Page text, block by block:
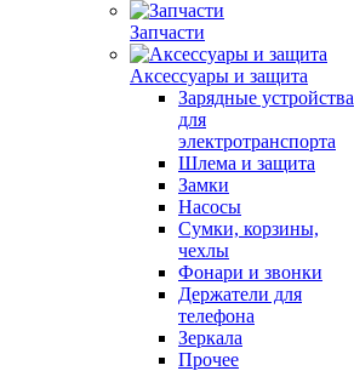
Запчасти
Аксессуары и защита
Зарядные устройства
для
электротранспорта
Шлема и защита
Замки
Насосы
Сумки, корзины,
чехлы
Фонари и звонки
Держатели для
телефона
Зеркала
Прочее